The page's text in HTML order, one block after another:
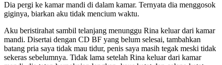
Dia pergi ke kamar mandi di dalam kamar. Ternyata dia menggosok
giginya, biarkan aku tidak mencium waktu.
Aku beristirahat sambil telanjang menunggu Rina keluar dari kamar
mandi. Disertai dengan CD BF yang belum selesai, tambahkan
batang pria saya tidak mau tidur, penis saya masih tegak meski tidak
sekeras sebelumnya. Tidak lama setelah Rina keluar dari kamar